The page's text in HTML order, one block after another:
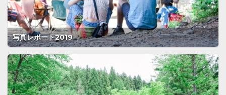
写真レポート2019